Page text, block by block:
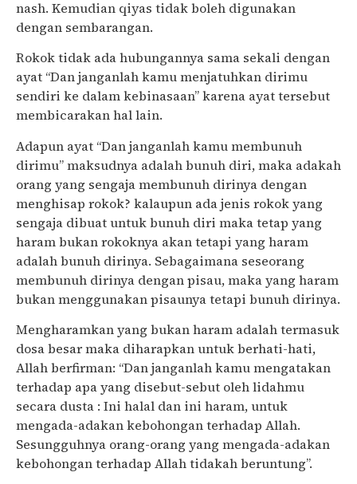
nash. Kemudian qiyas tidak boleh digunakan
dengan sembarangan.
Rokok tidak ada hubungannya sama sekali dengan
ayat “Dan janganlah kamu menjatuhkan dirimu
sendiri ke dalam kebinasaan” karena ayat tersebut
membicarakan hal lain.
Adapun ayat “Dan janganlah kamu membunuh
dirimu” maksudnya adalah bunuh diri, maka adakah
orang yang sengaja membunuh dirinya dengan
menghisap rokok? kalaupun ada jenis rokok yang
sengaja dibuat untuk bunuh diri maka tetap yang
haram bukan rokoknya akan tetapi yang haram
adalah bunuh dirinya. Sebagaimana seseorang
membunuh dirinya dengan pisau, maka yang haram
bukan menggunakan pisaunya tetapi bunuh dirinya.
Mengharamkan yang bukan haram adalah termasuk
dosa besar maka diharapkan untuk berhati-hati,
Allah berfirman: “Dan janganlah kamu mengatakan
terhadap apa yang disebut-sebut oleh lidahmu
secara dusta : Ini halal dan ini haram, untuk
mengada-adakan kebohongan terhadap Allah.
Sesungguhnya orang-orang yang mengada-adakan
kebohongan terhadap Allah tidakah beruntung”.